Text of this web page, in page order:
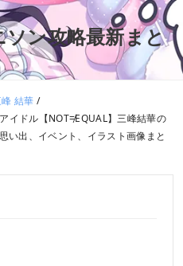
ン攻略最新まと
結華 /
イドル【NOT≠EQUAL】三峰結華の
い出、イベント、イラスト画像まと